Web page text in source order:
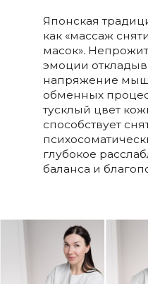
Японская
как «массаж
масок».
эмоции
напряжение
обменных
тусклый цвет
способствует
глубокое
баланса и